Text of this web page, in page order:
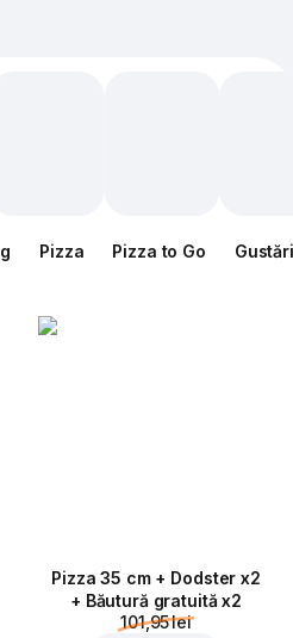
Pizza Pizza to Go Gustări
Pizza 35 cm + Dodster x2
+ Băutură gratuită x2
101,95 lei